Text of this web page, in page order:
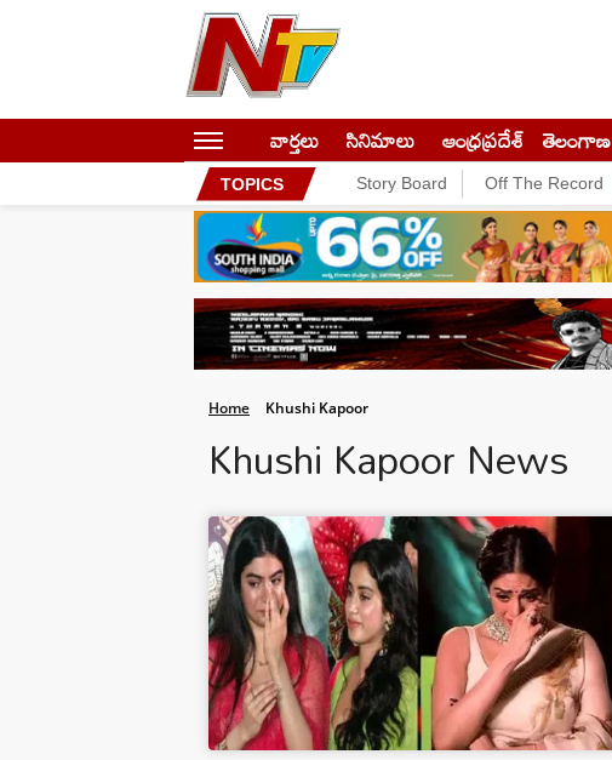
వార్తలు సినిమాలు ఆంధ్రప్రదేశ్ తెలంగాణ
TOPICS Story Board Off The Record
Home Khushi Kapoor
Khushi Kapoor News